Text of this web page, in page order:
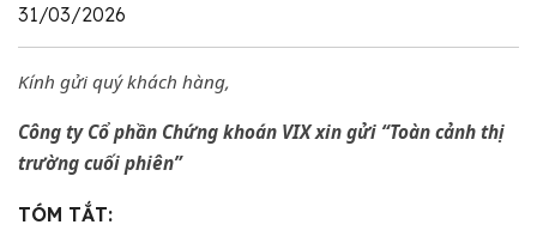
31/03/2026
Kính gửi quý khách hàng,
Công ty Cổ phần Chứng khoán VIX xin gửi “Toàn cảnh thị
trường cuối phiên”
TÓM TẮT: